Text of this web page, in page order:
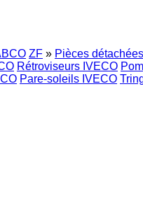
ZF » Pièces
Rétroviseurs IVECO
Pare-soleils IVECO